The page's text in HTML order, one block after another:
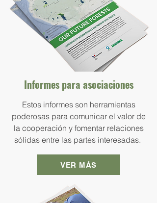
Informes para asociaciones
Estos informes son herramientas
poderosas para comunicar el valor de
la cooperación y fomentar relaciones
sólidas entre las partes interesadas.
VER MÁS